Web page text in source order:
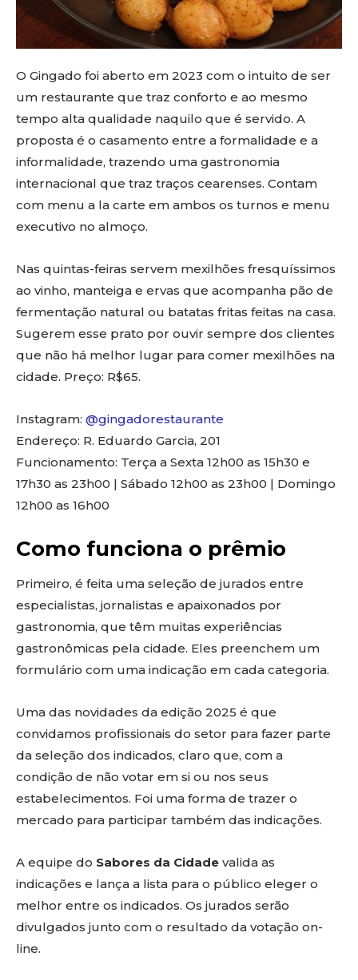
O Gingado foi aberto em 2023 com o intuito de ser
um restaurante que traz conforto e ao mesmo
tempo alta qualidade naquilo que é servido. A
proposta é o casamento entre a formalidade e a
informalidade, trazendo uma gastronomia
internacional que traz traços cearenses. Contam
com menu a la carte em ambos os turnos e menu
executivo no almoço.
Nas quintas-feiras servem mexilhões fresquíssimos
ao vinho, manteiga e ervas que acompanha pão de
fermentação natural ou batatas fritas feitas na casa.
Sugerem esse prato por ouvir sempre dos clientes
que não há melhor lugar para comer mexilhões na
cidade. Preço: R$65.
Instagram: @gingadorestaurante
Endereço: R. Eduardo Garcia, 201
Funcionamento: Terça a Sexta 12h00 as 15h30 e
17h30 as 23h00 | Sábado 12h00 as 23h00 | Domingo
12h00 as 16h00
Como funciona o prêmio
Primeiro, é feita uma seleção de jurados entre
especialistas, jornalistas e apaixonados por
gastronomia, que têm muitas experiências
gastronômicas pela cidade. Eles preenchem um
formulário com uma indicação em cada categoria.
Uma das novidades da edição 2025 é que
convidamos profissionais do setor para fazer parte
da seleção dos indicados, claro que, com a
condição de não votar em si ou nos seus
estabelecimentos. Foi uma forma de trazer o
mercado para participar também das indicações.
A equipe do Sabores da Cidade valida as
indicações e lança a lista para o público eleger o
melhor entre os indicados. Os jurados serão
divulgados junto com o resultado da votação on-
line.